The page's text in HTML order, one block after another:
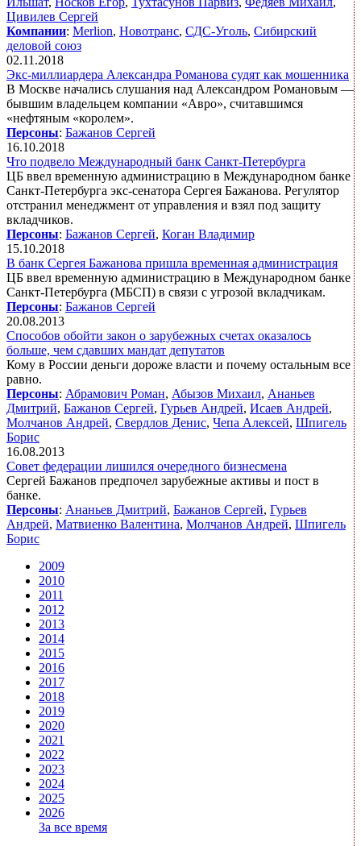
Цивилев Сергей
Компании: Merlion, Новотранс, СДС-Уголь, Сибирский
деловой союз
02.11.2018
Экс-миллиардера Александра Романова судят как мошенника
В Москве начались слушания над Александром Романовым —
бывшим владельцем компании «Авро», считавшимся
«нефтяным «королем».
Персоны: Бажанов Сергей
16.10.2018
Что подвело Международный банк Санкт-Петербурга
ЦБ ввел временную администрацию в Международном банке
Санкт-Петербурга экс-сенатора Сергея Бажанова. Регулятор
отстранил менеджмент от управления и взял под защиту
вкладчиков.
Персоны: Бажанов Сергей, Коган Владимир
15.10.2018
В банк Сергея Бажанова пришла временная администрация
ЦБ ввел временную администрацию в Международном банке
Санкт-Петербурга (МБСП) в связи с угрозой вкладчикам.
Персоны: Бажанов Сергей
20.08.2013
Способов обойти закон о зарубежных счетах оказалось
больше, чем сдавших мандат депутатов
Кому в России деньги дороже власти и почему остальным все
равно.
Персоны: Абрамович Роман, Абызов Михаил, Ананьев
Дмитрий, Бажанов Сергей, Гурьев Андрей, Исаев Андрей,
Молчанов Андрей, Свердлов Денис, Чепа Алексей, Шпигель
Борис
16.08.2013
Совет федерации лишился очередного бизнесмена
Сергей Бажанов предпочел зарубежные активы и пост в
банке.
Персоны: Ананьев Дмитрий, Бажанов Сергей, Гурьев
Андрей, Матвиенко Валентина, Молчанов Андрей, Шпигель
Борис
2009
2010
2011
2012
2013
2014
2015
2016
2017
2018
2019
2020
2021
2022
2023
2024
2025
2026
За все время